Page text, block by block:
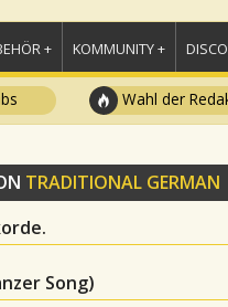
+ KOMMUNITY +
Wahl der
TRADITIONAL GERMAN
Song)